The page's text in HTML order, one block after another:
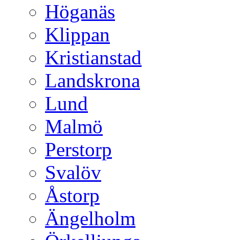
Höganäs
Klippan
Kristianstad
Landskrona
Lund
Malmö
Perstorp
Svalöv
Åstorp
Ängelholm